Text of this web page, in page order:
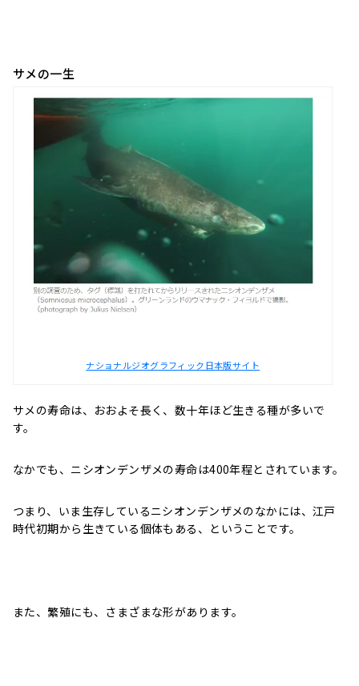
サメの一生
ナショナルジオグラフィック日本版サイト
サメの寿命は、おおよそ長く、数十年ほど生きる種が多いで
す。
なかでも、ニシオンデンザメの寿命は400年程とされています。
つまり、いま生存しているニシオンデンザメのなかには、江戸
時代初期から生きている個体もある、ということです。
また、繁殖にも、さまざまな形があります。